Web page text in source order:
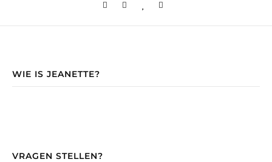
WIE IS JEANETTE?
VRAGEN STELLEN?